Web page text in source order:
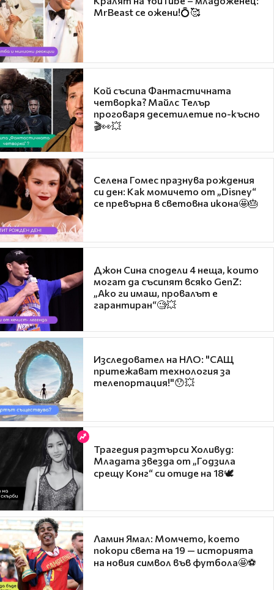
MrBeast се ожени!💍🥰
Кой съсипа Фантастичната
четворка? Майлс Телър
проговаря десетилетие по-късно
🎬👀💥
Селена Гомес празнува рождения
си ден: Как момичето от „Disney“
се превърна в световна икона🤩🎂
Джон Сина сподели 4 неща, които
могат да съсипят всяко GenZ:
„Ако ги имаш, провалът е
гарантиран“🧐💥
Изследовател на НЛО: "САЩ
притежават технология за
телепортация!"😯💥
Трагедия разтърси Холивуд:
Младата звезда от „Годзила
срещу Конг“ си отиде на 18🕊️
Ламин Ямал: Момчето, което
покори света на 19 — историята
на новия символ във футбола🤩⚽